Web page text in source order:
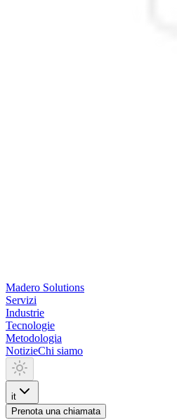
Madero Solutions
Servizi
Industrie
Tecnologie
Metodologia
NotizieChi siamo
it
Prenota una chiamata